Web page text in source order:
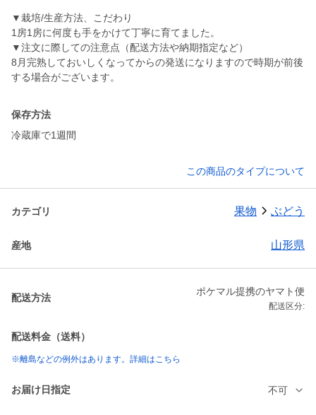
▼栽培/生産方法、こだわり
1房1房に何度も手をかけて丁寧に育てました。
▼注文に際しての注意点（配送方法や納期指定など）
8月完熟しておいしくなってからの発送になりますので時期が前後
保存方法
冷蔵庫で1週間
この商品のタイプについて
カテゴリ 果物 ぶどう
産地 山形県
配送方法
ポケマル提携のヤマト便
配送区分:
配送料金（送料）
※離島などの例外はあります。詳細はこちら
お届け日指定 不可